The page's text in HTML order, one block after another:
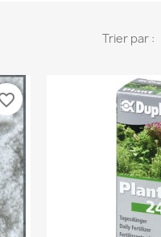
Trier par :